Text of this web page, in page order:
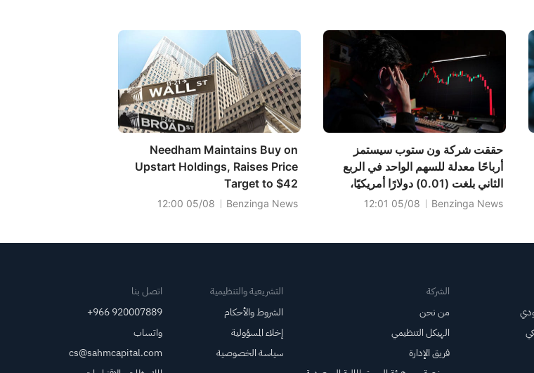
حققت شركة ون ستوب سيستمز
أرباحًا معدلة للسهم الواحد في الربع
الثاني بلغت (0.01) دولارًا أمريكيًا،
متجاوزة التوقعات (0.02) دولارًا
Benzinga News
05/08 12:01
Needham Maintains Buy on
Upstart Holdings, Raises Price
Target to $42
Benzinga News
05/08 12:00
الشركة
من نحن
الهيكل التنظيمي
فريق الإدارة
التشريعية والتنظيمية
الشروط والأحكام
إخلاء المسؤولية
سياسة الخصوصية
اتصل بنا
+966 920007889
واتساب
cs@sahmcapital.com